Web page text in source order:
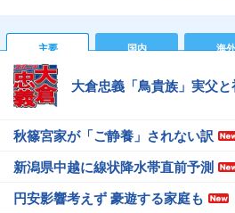
主要 国内 海外
大倉忠義「鳥貴族」実父
秋篠宮家が「ご静養」されない訳
新潟県中越に線状降水帯直前予測
円安影響考えず 豪遊する家庭も